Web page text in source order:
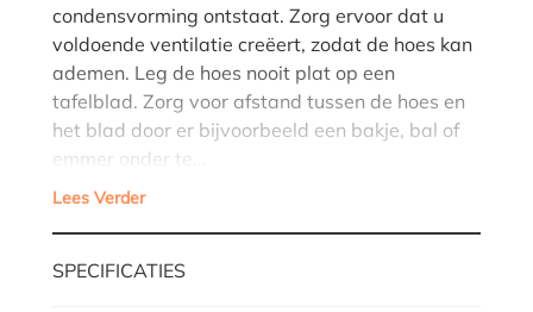
condensvorming ontstaat. Zorg ervoor dat u
voldoende ventilatie creëert, zodat de hoes kan
ademen. Leg de hoes nooit plat op een
tafelblad. Zorg voor afstand tussen de hoes en
het blad door er bijvoorbeeld een bakje, bal of
emmer onder te…
Lees Verder
SPECIFICATIES